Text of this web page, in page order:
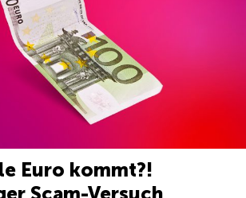
Euro kommt?!